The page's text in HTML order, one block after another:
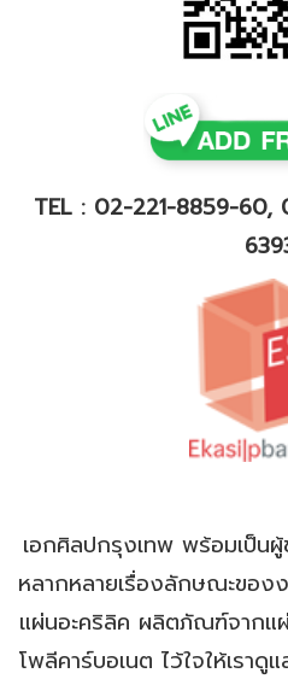
TEL : 02-221-8859-60,
เอกศิลปกรุงเทพ พร้อมเป็น
หลากหลายเรื่องลักษณะของ
แผ่นอะคริลิค ผลิตภัณฑ์จาก
โพลีคาร์บอเนต ไว้ใจให้เรา